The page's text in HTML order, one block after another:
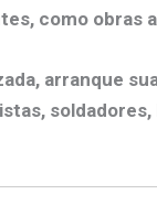
como obras
arranque